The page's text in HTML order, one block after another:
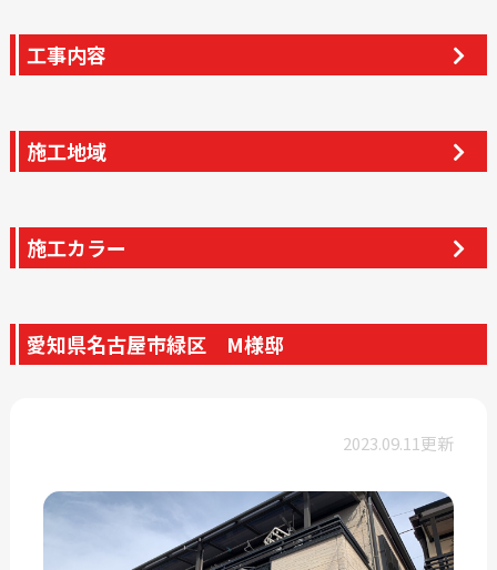
工事内容
施工地域
施工カラー
愛知県名古屋市緑区 M様邸
2023.09.11更新